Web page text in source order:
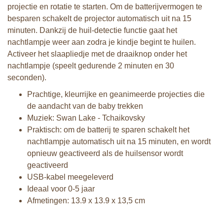
projectie en rotatie te starten. Om de batterijvermogen te
besparen schakelt de projector automatisch uit na 15
minuten. Dankzij de huil-detectie functie gaat het
nachtlampje weer aan zodra je kindje begint te huilen.
Activeer het slaapliedje met de draaiknop onder het
nachtlampje (speelt gedurende 2 minuten en 30
seconden).
Prachtige, kleurrijke en geanimeerde projecties die
de aandacht van de baby trekken
Muziek: Swan Lake - Tchaikovsky
Praktisch: om de batterij te sparen schakelt het
nachtlampje automatisch uit na 15 minuten, en wordt
opnieuw geactiveerd als de huilsensor wordt
geactiveerd
USB-kabel meegeleverd
Ideaal voor 0-5 jaar
Afmetingen: 13.9 x 13.9 x 13,5 cm